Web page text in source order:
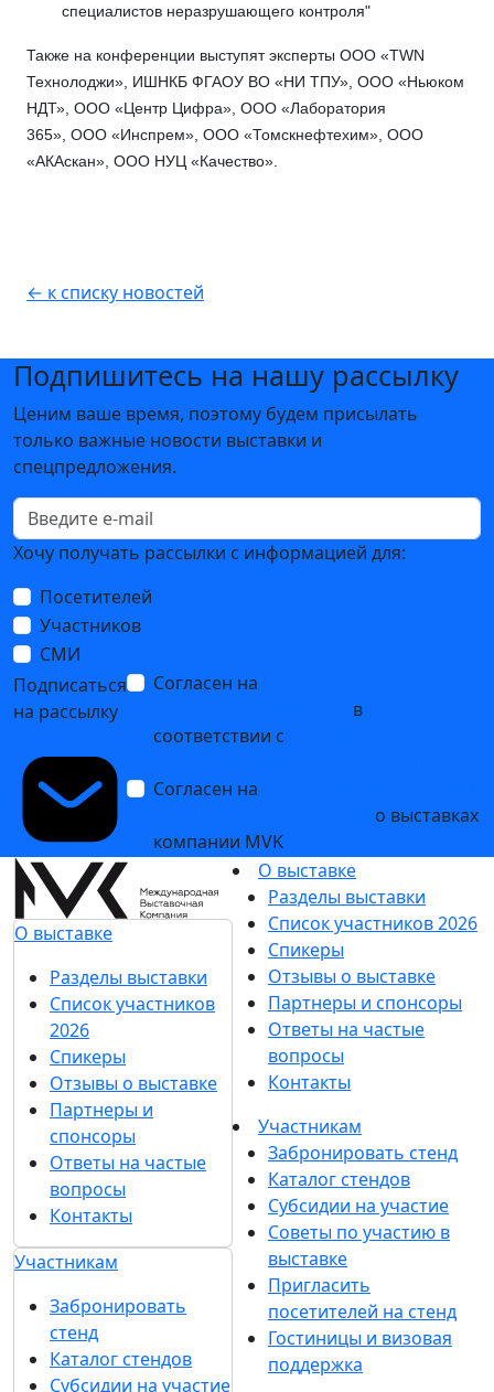
специалистов неразрушающего контроля"
Также на конференции выступят эксперты ООО «TWN
Технолоджи», ИШНКБ ФГАОУ ВО «НИ ТПУ», ООО «Ньюком
НДТ», ООО «Центр Цифра», ООО «Лаборатория
365», ООО «Инспрем», ООО «Томскнефтехим», ООО
«АКАскан», ООО НУЦ «Качество».
← к списку новостей
Подпишитесь на нашу рассылку
Ценим ваше время, поэтому будем присылать
только важные новости выставки и
спецпредложения.
Хочу получать рассылки с информацией для:
Посетителей
Участников
СМИ
Подписаться
на рассылку
Согласен на
в
соответствии с
Согласен на
о выставках
компании MVK
О выставке
Разделы выставки
Список участников
2026
Спикеры
Отзывы о выставке
Партнеры и
спонсоры
Ответы на частые
вопросы
Контакты
Участникам
Забронировать
стенд
Каталог стендов
Субсидии на участие
О выставке
Разделы выставки
Список участников 2026
Спикеры
Отзывы о выставке
Партнеры и спонсоры
Ответы на частые
вопросы
Контакты
Участникам
Забронировать стенд
Каталог стендов
Субсидии на участие
Советы по участию в
выставке
Пригласить
посетителей на стенд
Гостиницы и визовая
поддержка